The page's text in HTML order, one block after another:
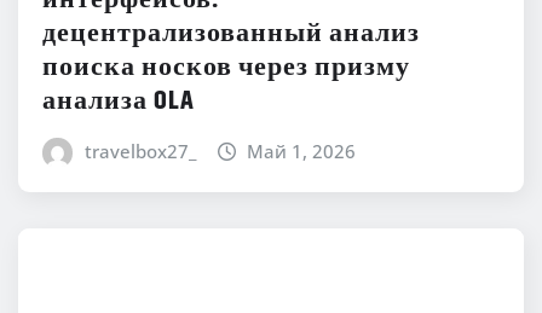
децентрализованный анализ
поиска носков через призму
анализа OLA
travelbox27_ Май 1, 2026